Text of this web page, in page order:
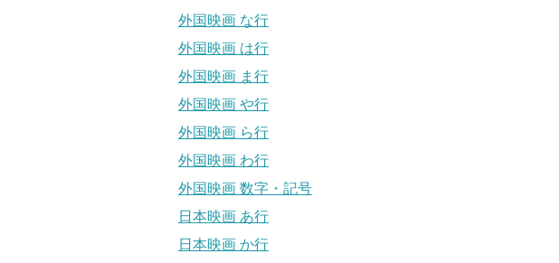
外国映画 な行
外国映画 は行
外国映画 ま行
外国映画 や行
外国映画 ら行
外国映画 わ行
外国映画 数字・記号
日本映画 あ行
日本映画 か行